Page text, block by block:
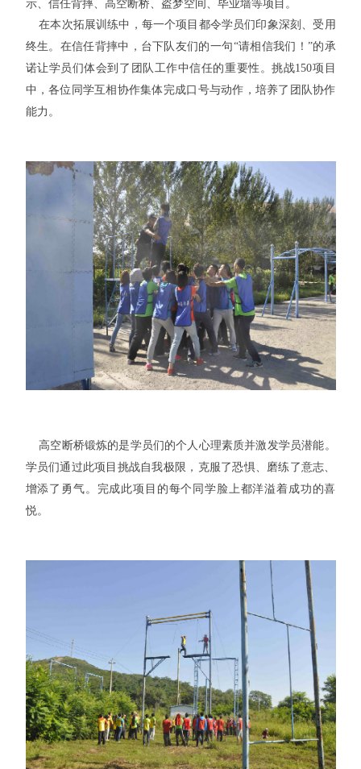
示、信任背摔、高空断桥、盗梦空间、毕业墙等项目。
在本次拓展训练中，每一个项目都令学员们印象深刻、受用
终生。在信任背摔中，台下队友们的一句“请相信我们！ ”的承
诺让学员们体会到了团队工作中信任的重要性。挑战150项目
中，各位同学互相协作集体完成口号与动作，培养了团队协作
能力。
高空断桥锻炼的是学员们的个人心理素质并激发学员潜能。
学员们通过此项目挑战自我极限，克服了恐惧、磨练了意志、
增添了勇气。完成此项目的每个同学脸上都洋溢着成功的喜
悦。